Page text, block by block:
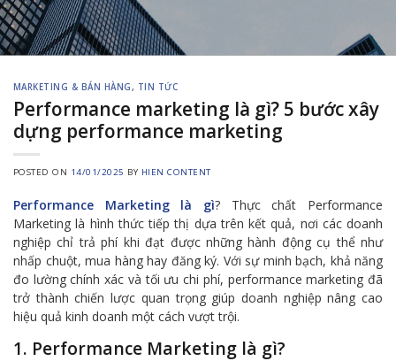
MARKETING & BÁN HÀNG, TIN TỨC
Performance marketing là gì? 5 bước xây
dựng performance marketing
POSTED ON 14/01/2025 BY HIEN CONTENT
Performance Marketing là gì? Thực chất Performance
Marketing là hình thức tiếp thị dựa trên kết quả, nơi các doanh
nghiệp chỉ trả phí khi đạt được những hành động cụ thể như
nhấp chuột, mua hàng hay đăng ký. Với sự minh bạch, khả năng
đo lường chính xác và tối ưu chi phí, performance marketing đã
trở thành chiến lược quan trọng giúp doanh nghiệp nâng cao
hiệu quả kinh doanh một cách vượt trội.
1. Performance Marketing là gì?